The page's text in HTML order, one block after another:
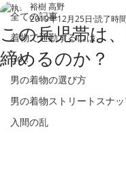
全ての記事
着物で通勤するには
Go！
男の着物の選び方
男の着物ストリートスナ
入間の乱
この兵児帯は
締めるのか？
裕樹 高野
2019年12月25日 読了時